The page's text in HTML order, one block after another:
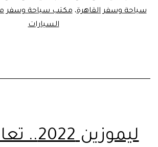
سياحة وسفر القاهرة،مكتب سياحة وسفر
السيارات
ليموزين